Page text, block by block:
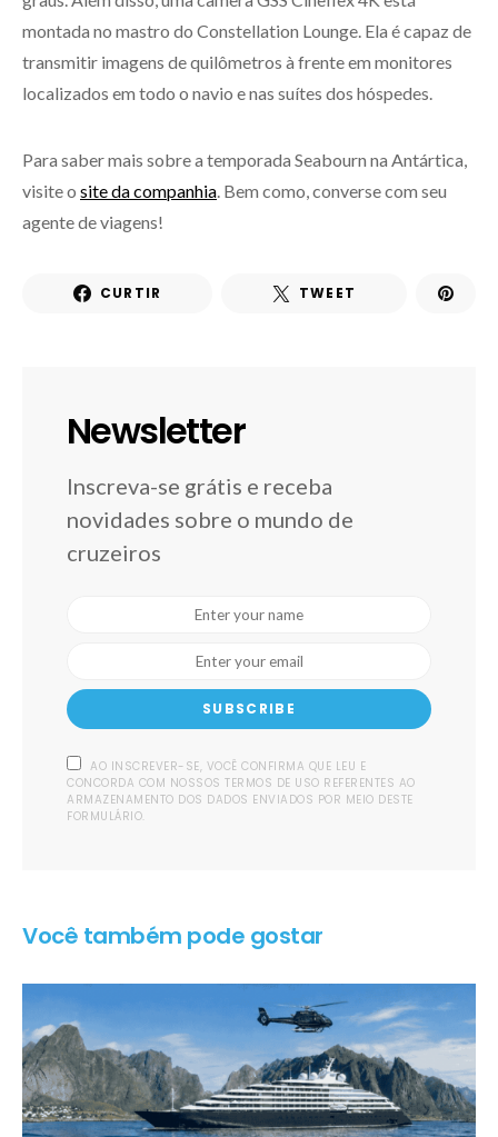
montada no mastro do Constellation Lounge. Ela é capaz de
transmitir imagens de quilômetros à frente em monitores
localizados em todo o navio e nas suítes dos hóspedes.
Para saber mais sobre a temporada Seabourn na Antártica,
visite o site da companhia. Bem como, converse com seu
agente de viagens!
CURTIR TWEET
Newsletter
Inscreva-se grátis e receba
novidades sobre o mundo de
cruzeiros
SUBSCRIBE
AO INSCREVER-SE, VOCÊ CONFIRMA QUE LEU E
CONCORDA COM NOSSOS TERMOS DE USO REFERENTES AO
ARMAZENAMENTO DOS DADOS ENVIADOS POR MEIO DESTE
FORMULÁRIO.
Você também pode gostar